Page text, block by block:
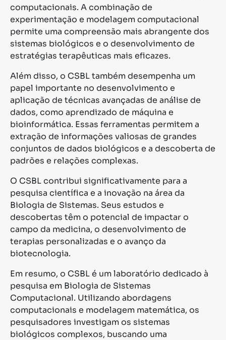
computacionais. A combinação de
experimentação e modelagem computacional
permite uma compreensão mais abrangente dos
sistemas biológicos e o desenvolvimento de
estratégias terapêuticas mais eficazes.
Além disso, o CSBL também desempenha um
papel importante no desenvolvimento e
aplicação de técnicas avançadas de análise de
dados, como aprendizado de máquina e
bioinformática. Essas ferramentas permitem a
extração de informações valiosas de grandes
conjuntos de dados biológicos e a descoberta de
padrões e relações complexas.
O CSBL contribui significativamente para a
pesquisa científica e a inovação na área da
Biologia de Sistemas. Seus estudos e
descobertas têm o potencial de impactar o
campo da medicina, o desenvolvimento de
terapias personalizadas e o avanço da
biotecnologia.
Em resumo, o CSBL é um laboratório dedicado à
pesquisa em Biologia de Sistemas
Computacional. Utilizando abordagens
computacionais e modelagem matemática, os
pesquisadores investigam os sistemas
biológicos complexos, buscando uma